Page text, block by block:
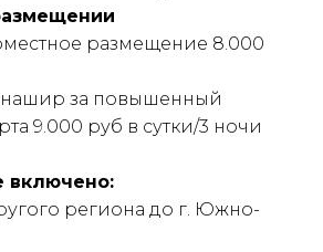
размещение 8.000
за повышенный
9.000 руб в сутки/3 ночи
включено:
региона до г. Южно-